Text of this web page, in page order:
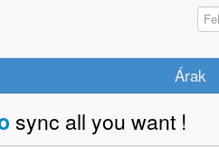
Árak
sync all you want !